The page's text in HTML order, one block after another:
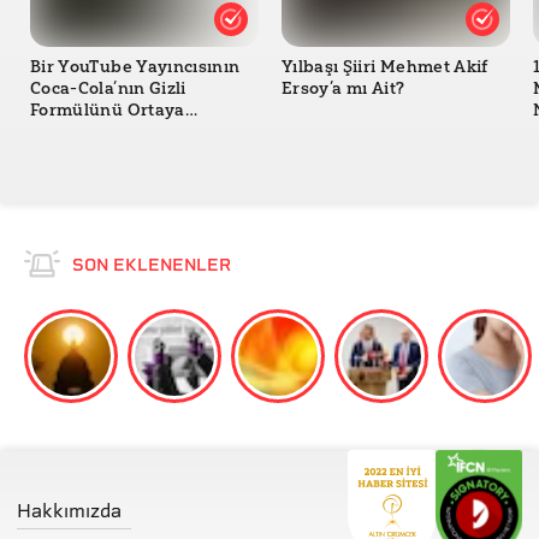
Bir YouTube Yayıncısının
Coca-Cola’nın Gizli
Formülünü Ortaya
Yılbaşı Şiiri Mehmet Akif
Ersoy’a mı Ait?
SON EKLENENLER
Hakkımızda